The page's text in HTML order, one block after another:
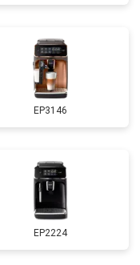
EP3146
EP2224